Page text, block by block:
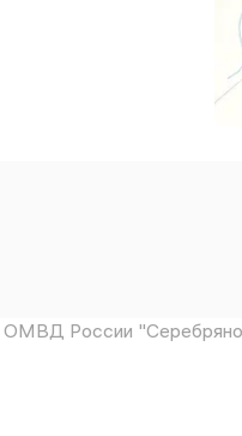
ОМВД России